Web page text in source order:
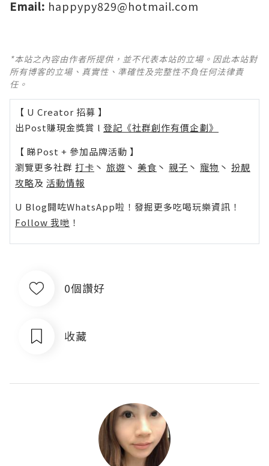
Email: happypy829@hotmail.com
*本站之內容由作者所提供，並不代表本站的立場。因此本站對
所有博客的立場、真實性、準確性及完整性不負任何法律責
任。
【 U Creator 招募 】
出Post賺現金獎賞 l 登記《社群創作有價企劃》
【 睇Post + 參加品牌活動 】
瀏覽更多社群 打卡 丶 旅遊 丶 美食 丶 親子 丶 寵物 丶 扮靚
攻略及 活動情報
U Blog開咗WhatsApp啦！發掘更多吃喝玩樂資訊！
Follow 我哋 ！
0個讚好
收藏